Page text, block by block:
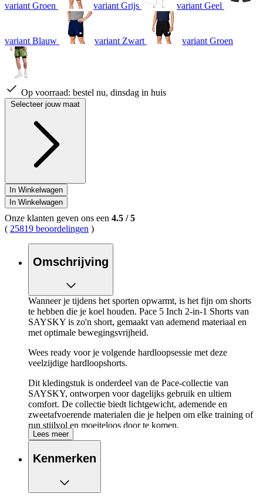
variant Groen variant Grijs variant Geel
variant Blauw variant Zwart variant Groen
Op voorraad: bestel nu, dinsdag in huis
Selecteer jouw maat
In Winkelwagen
In Winkelwagen
Onze klanten geven ons een 4.5 /5
( 25819 beoordelingen )
Omschrijving
Wanneer je tijdens het sporten opwarmt, is het fijn om shorts
te hebben die je koel houden. Pace 5 Inch 2-in-1 Shorts van
SAYSKY is zo'n short, gemaakt van ademend materiaal en
met optimale bewegingsvrijheid.
Wees ready voor je volgende hardloopsessie met deze
veelzijdige hardloopshorts.
Dit kledingstuk is onderdeel van de Pace-collectie van
SAYSKY, ontworpen voor dagelijks gebruik en ultiem
comfort. De collectie biedt lichtgewicht, ademende en
zweetafvoerende materialen die je helpen om elke training of
run stijlvol en moeiteloos door te komen.
in-1 Shorts op een rijtje:
Ervaar ultieme bewegingsvrijheid en ventilatie met deze
hardloopshort
Lees meer
Kenmerken